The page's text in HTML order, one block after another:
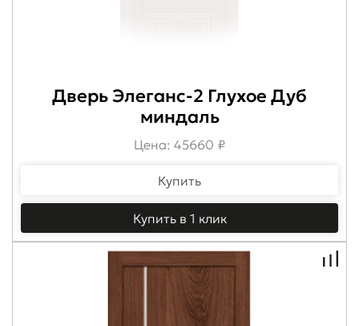
Дверь Элеганс-2 Глухое Дуб
миндаль
Цена: 45660 ₽
Купить
Купить в 1 клик